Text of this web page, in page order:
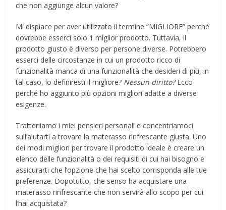
che non aggiunge alcun valore?
Mi dispiace per aver utilizzato il termine “MIGLIORE” perché
dovrebbe esserci solo 1 miglior prodotto. Tuttavia, il
prodotto giusto è diverso per persone diverse. Potrebbero
esserci delle circostanze in cui un prodotto ricco di
funzionalità manca di una funzionalità che desideri di più, in
tal caso, lo definiresti il ​​migliore? Nessun diritto?Ecco
perché ho aggiunto più opzioni migliori adatte a diverse
esigenze.
Tratteniamo i miei pensieri personali e concentriamoci
sull’aiutarti a trovare la materasso rinfrescante giusta. Uno
dei modi migliori per trovare il prodotto ideale è creare un
elenco delle funzionalità o dei requisiti di cui hai bisogno e
assicurarti che l’opzione che hai scelto corrisponda alle tue
preferenze. Dopotutto, che senso ha acquistare una
materasso rinfrescante che non servirà allo scopo per cui
l’hai acquistata?